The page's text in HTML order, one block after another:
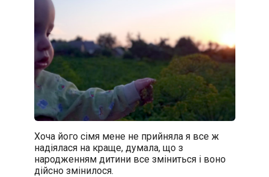
Хоча його сімя мене не прийняла я все ж
надіялася на краще, думала, що з
народженням дитини все зміниться і воно
дійсно змінилося.